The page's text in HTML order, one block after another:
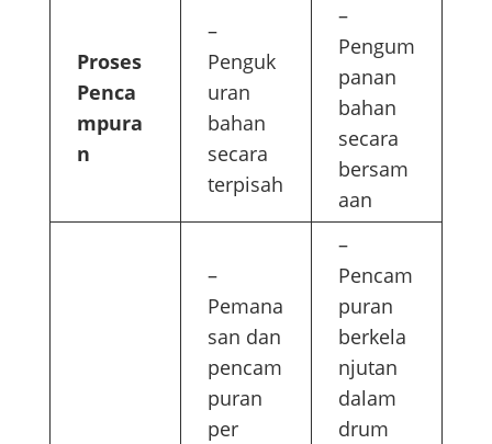
Proses
Penca
mpura
n
–
Penguk
uran
bahan
secara
terpisah
–
Pengum
panan
bahan
secara
bersam
aan
–
Pemana
san dan
pencam
puran
per
–
Pencam
puran
berkela
njutan
dalam
drum